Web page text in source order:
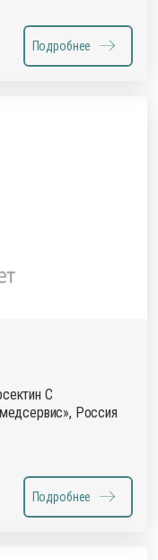
Подробнее
С
Россия
Подробнее